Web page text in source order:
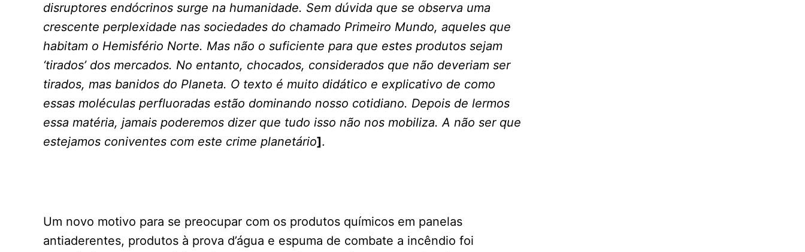
disruptores endócrinos surge na humanidade. Sem dúvida que se observa uma
crescente perplexidade nas sociedades do chamado Primeiro Mundo, aqueles que
habitam o Hemisfério Norte. Mas não o suficiente para que estes produtos sejam
‘tirados’ dos mercados. No entanto, chocados, considerados que não deveriam ser
tirados, mas banidos do Planeta. O texto é muito didático e explicativo de como
essas moléculas perfluoradas estão dominando nosso cotidiano. Depois de lermos
essa matéria, jamais poderemos dizer que tudo isso não nos mobiliza. A não ser que
estejamos coniventes com este crime planetário].
Um novo motivo para se preocupar com os produtos químicos em panelas
antiaderentes, produtos à prova d’água e espuma de combate a incêndio foi